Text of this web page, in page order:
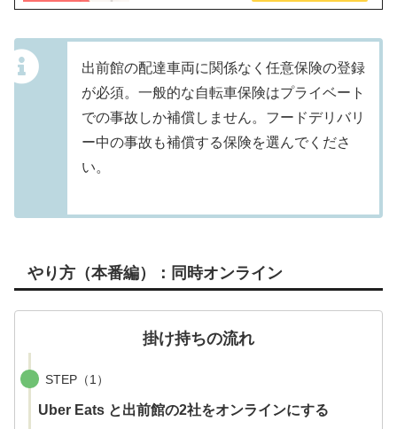
出前館の配達車両に関係なく任意保険の登録
が必須。一般的な自転車保険はプライベート
での事故しか補償しません。フードデリバリ
ー中の事故も補償する保険を選んでくださ
い。
やり方（本番編）：同時オンライン
掛け持ちの流れ
STEP（1）
Uber Eats と出前館の2社をオンラインにする